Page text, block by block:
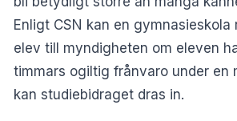
Enligt CSN kan en gymnasieskola
elev till myndigheten om eleven
timmars ogiltig frånvaro under en
kan studiebidraget dras in.